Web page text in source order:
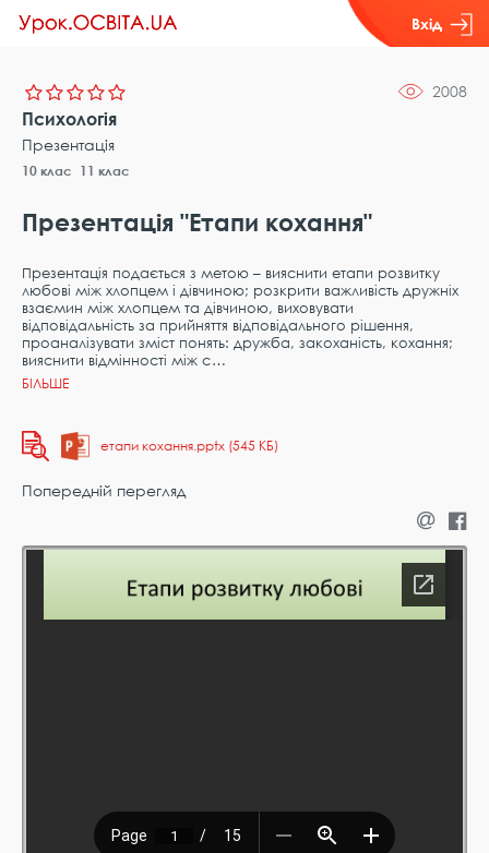
Вхід
2008
Психологія
Презентація
10 клас 11 клас
Презентація "Етапи кохання"
Презентація подається з метою – вияснити етапи розвитку
любові між хлопцем і дівчиною; розкрити важливість дружніх
взаємин між хлопцем та дівчиною, виховувати
відповідальність за прийняття відповідального рішення,
проаналізувати зміст понять: дружба, закоханість, кохання;
вияснити відмінності між с
етапи кохання.pptx (545 КБ)
Попередній перегляд